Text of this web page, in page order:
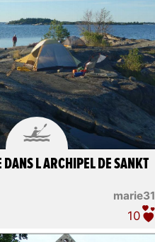

marie31
DANS L ARCHIPEL DE SANKT
10